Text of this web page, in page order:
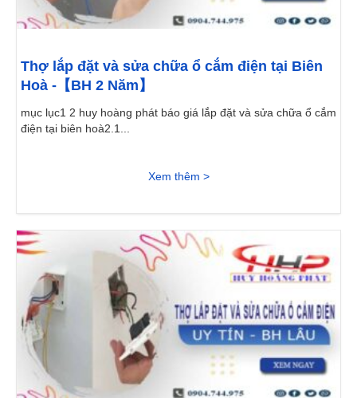
Thợ lắp đặt và sửa chữa ổ cắm điện tại Biên
Hoà -【BH 2 Năm】
mục lục1 2 huy hoàng phát báo giá lắp đặt và sửa chữa ổ cắm
điện tại biên hoà2.1...
Xem thêm >